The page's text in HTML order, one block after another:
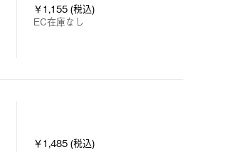
￥1,155 (税込)
EC在庫なし
￥1,485 (税込)